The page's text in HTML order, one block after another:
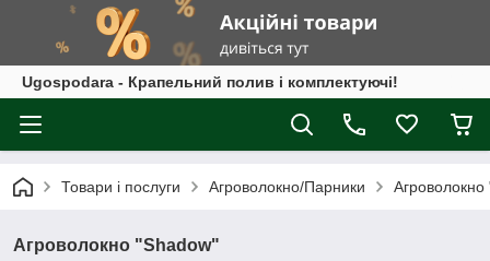
Ugospodara - Крапельний полив і комплектуючі!
Товари і послуги Агроволокно/Парники
Агроволокно "Shadow"